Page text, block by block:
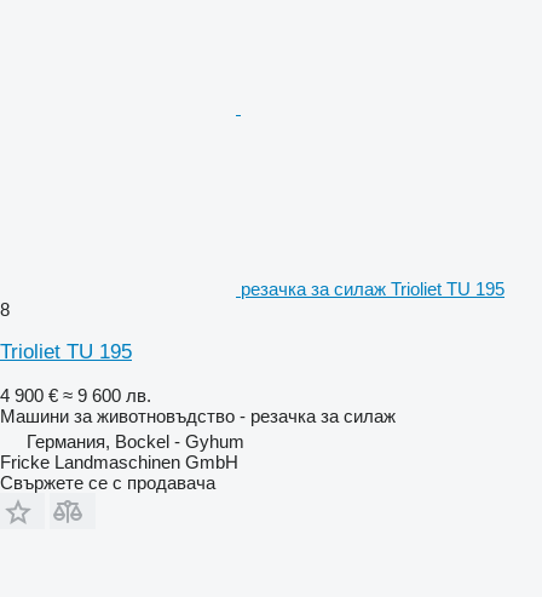
резачка за силаж Trioliet TU 195
8
Trioliet TU 195
4 900 € ≈ 9 600 лв.
Машини за животновъдство - резачка за силаж
Германия, Bockel - Gyhum
Fricke Landmaschinen GmbH
Свържете се с продавача